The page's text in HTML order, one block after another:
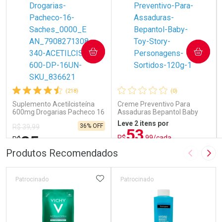
(218)
Suplemento Acetilcisteína
600mg Drogarias Pacheco 16
R$ 39,99
R$25
36% OFF
COMPRAR
FECHAR
FECHAR
Por Menos
(0)
Creme Preventivo Para
Assaduras Bepantol Baby
Toy Story Personagens
Sortidos 120g
Leve 2 itens por
R$53,99/cada
COMPRAR
Por Menos
Produtos Recomendados Imagem
Patrocinado ADICIONAR AOS FAVORITOS
Patrocinado